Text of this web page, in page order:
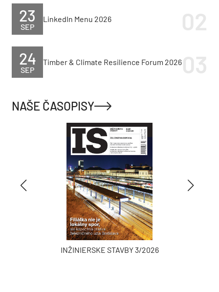
SEP
23 LinkedIn Menu 2026
SEP
24 Timber & Climate Resilience Forum 2026
NAŠE ČASOPISY
INŽINIERSKE STAVBY 3/2026